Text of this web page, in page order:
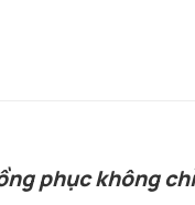
phục không